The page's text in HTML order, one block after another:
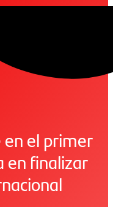
en el primer
en finalizar